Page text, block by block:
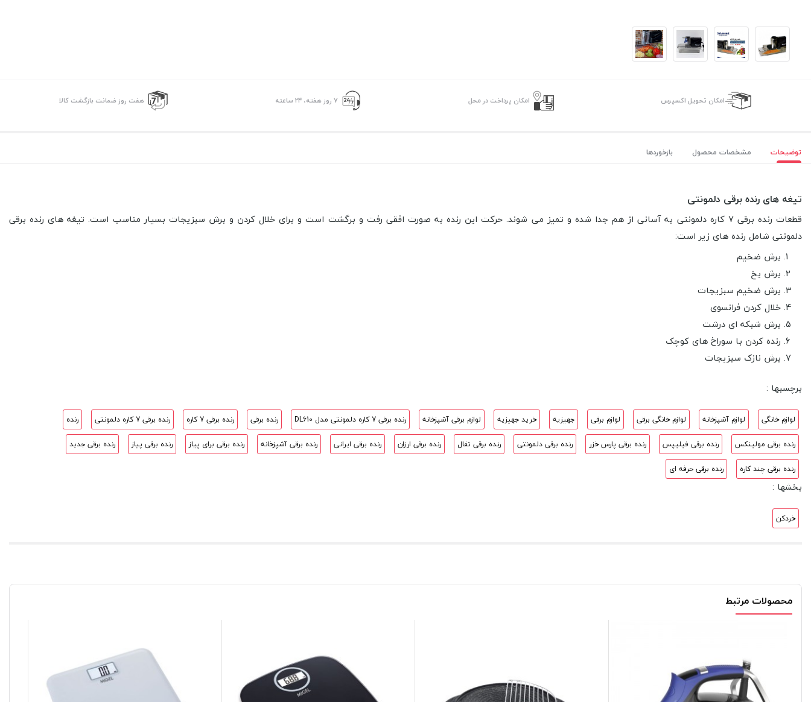
اﻣﮑﺎن ﺗﺤﻮﯾﻞ اﮐﺴﭙﺮس امکان پرداخت در محل ۷ روز ﻫﻔﺘﻪ، ۲۴ ﺳﺎﻋﺘﻪ هفت روز ضمانت بازگشت کالا
توضیحات مشخصات محصول بازخوردها
تیغه های رنده برقی دلمونتی
قطعات رنده برقی 7 کاره دلمونتی
به آسانی از هم جدا شده و تمیز می شوند. حرکت این رنده به صورت افقی رفت و برگشت است و برای خلال کردن و برش سبزیجات بسیار مناسب است. تیغه های رنده برقی
دلمونتی شامل رنده های زیر است:
برش ضخیم
برش یخ
برش ضخیم سبزیجات
خلال کردن فرانسوی
برش شبکه ای درشت
رنده کردن با سوراخ های کوچک
برش نازک سبزیجات
برچسبها :
لوازم خانگی لوازم آشپزخانه لوازم خانگی برقی لوازم برقی جهیزیه خرید جهیزیه لوازم برقی آشپزخانه رنده برقی 7 کاره دلمونتی مدل DL610 رنده برقی رنده برقی 7 کاره رنده برقی 7 کاره دلمونتی
رنده
رنده برقی مولینکس
رنده برقی فیلیپس رنده برقی پارس خزر رنده برقی دلمونتی رنده برقی تفال رنده برقی ارزان رنده برقی ایرانی رنده برقی آشپزخانه رنده برقی برای پیاز رنده برقی پیاز
رنده برقی جدید
رنده برقی چند کاره
رنده برقی حرفه ای
بخشها :
خردکن
محصولات مرتبط